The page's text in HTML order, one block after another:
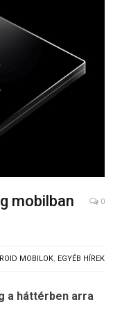
mobilban
0
MOBILOK, EGYÉB HÍREK
a háttérben arra